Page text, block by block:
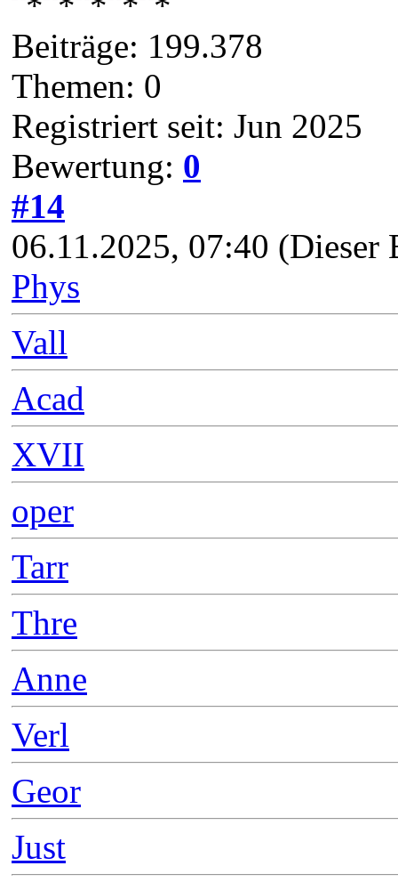
Beiträge: 199.378
Themen: 0
Registriert seit: Jun 2025
Bewertung: 0
#14
06.11.2025, 07:40 (Dieser
Phys
Vall
Acad
XVII
oper
Tarr
Thre
Anne
Verl
Geor
Just